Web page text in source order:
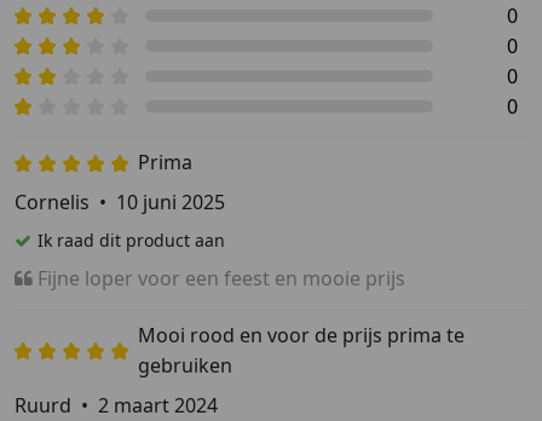
0
0
0
0
Prima
Cornelis • 10 juni 2025
Ik raad dit product aan
Fijne loper voor een feest en mooie prijs
Mooi rood en voor de prijs prima te
gebruiken
Ruurd • 2 maart 2024